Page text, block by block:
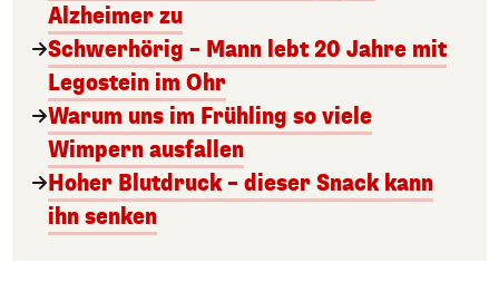
Alzheimer zu
Schwerhörig – Mann lebt 20 Jahre mit
Legostein im Ohr
Warum uns im Frühling so viele
Wimpern ausfallen
Hoher Blutdruck – dieser Snack kann
ihn senken